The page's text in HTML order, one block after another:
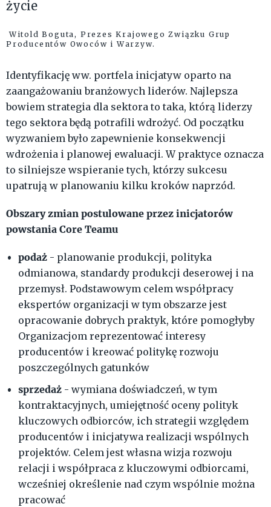
życie
Witold Boguta, Prezes Krajowego Związku Grup
Producentów Owoców i Warzyw.
Identyfikację ww. portfela inicjatyw oparto na
zaangażowaniu branżowych liderów. Najlepsza
bowiem strategia dla sektora to taka, którą liderzy
tego sektora będą potrafili wdrożyć. Od początku
wyzwaniem było zapewnienie konsekwencji
wdrożenia i planowej ewaluacji. W praktyce oznacza
to silniejsze wspieranie tych, którzy sukcesu
upatrują w planowaniu kilku kroków naprzód.
Obszary zmian postulowane przez inicjatorów
powstania Core Teamu
podaż - planowanie produkcji, polityka
odmianowa, standardy produkcji deserowej i na
przemysł. Podstawowym celem współpracy
ekspertów organizacji w tym obszarze jest
opracowanie dobrych praktyk, które pomogłyby
Organizacjom reprezentować interesy
producentów i kreować politykę rozwoju
poszczególnych gatunków
sprzedaż - wymiana doświadczeń, w tym
kontraktacyjnych, umiejętność oceny polityk
kluczowych odbiorców, ich strategii względem
producentów i inicjatywa realizacji wspólnych
projektów. Celem jest własna wizja rozwoju
relacji i współpraca z kluczowymi odbiorcami,
wcześniej określenie nad czym wspólnie można
pracować